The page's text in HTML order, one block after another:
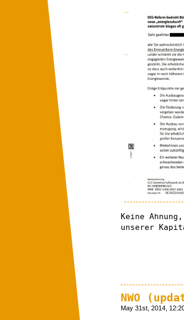
Keine
unserer
NWO
May 31st, 2014,